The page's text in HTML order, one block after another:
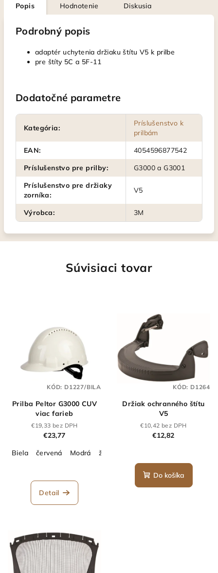
Popis Hodnotenie Diskusia
Podrobný popis
adaptér uchytenia držiaku štítu V5 k prilbe
pre štíty 5C a 5F-11
Dodatočné parametre
Kategória:
Príslušenstvo k
prilbám
EAN:
4054596877542
Príslušenstvo pre prilby:
G3000 a G3001
Príslušenstvo pre držiaky
zorníka:
V5
Výrobca: 3M
Súvisiaci tovar
Prilba Peltor G3000 CUV
viac farieb
€19,33 bez DPH
€23,77
Biela
červená Modrá žltá
Detail
KÓD: D1227/BILA
Držiak ochranného štítu
V5
€10,42 bez DPH
€12,82
Do košíka
KÓD: D1264